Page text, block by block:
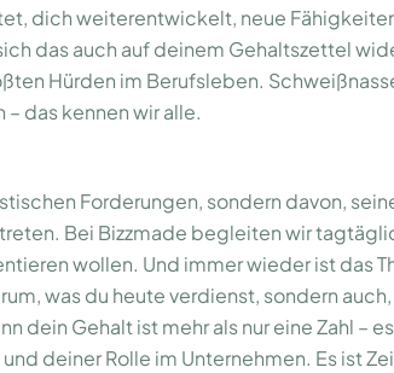
dich weiterentwickelt, neue
das auch auf deinem Gehaltszettel
Hürden im Berufsleben.
das kennen wir alle.
Forderungen, sondern davon,
Bei Bizzmade begleiten wir
wollen. Und immer wieder ist das
was du heute verdienst, sondern
dein Gehalt ist mehr als nur eine Zahl –
deiner Rolle im Unternehmen. Es ist